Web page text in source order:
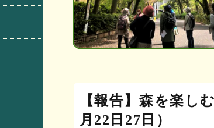
【報告】森を楽し
月22日27日）